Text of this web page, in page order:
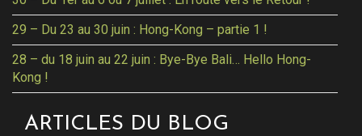
29 – Du 23 au 30 juin : Hong-Kong – partie 1 !
28 – du 18 juin au 22 juin : Bye-Bye Bali… Hello Hong-
Kong !
ARTICLES DU BLOG